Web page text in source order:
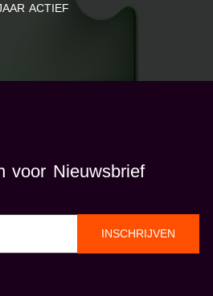
ACTIEF
voor Nieuwsbrief
INSCHRIJVEN